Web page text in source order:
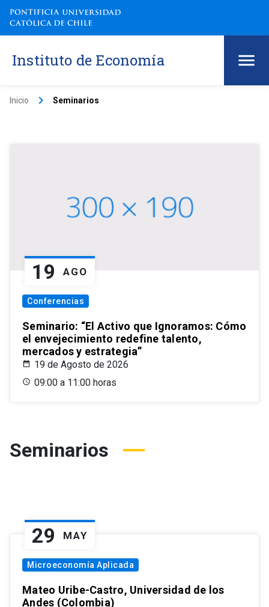
Instituto de Economía
Inicio keyboard_arrow_right Seminarios
19 AGO
Conferencias
Seminario: “El Activo que Ignoramos: Cómo
el envejecimiento redefine talento,
mercados y estrategia”
19 de Agosto de 2026
09:00 a 11:00 horas
Seminarios
29 MAY
Microeconomía Aplicada
Mateo Uribe-Castro, Universidad de los
Andes (Colombia)